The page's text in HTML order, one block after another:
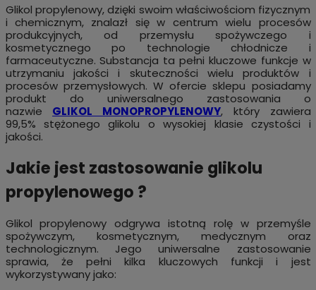
Glikol propylenowy, dzięki swoim właściwościom fizycznym
i chemicznym, znalazł się w centrum wielu procesów
produkcyjnych, od przemysłu spożywczego i
kosmetycznego po technologie chłodnicze i
farmaceutyczne. Substancja ta pełni kluczowe funkcje w
utrzymaniu jakości i skuteczności wielu produktów i
procesów przemysłowych. W ofercie sklepu posiadamy
produkt do uniwersalnego zastosowania o
nazwie GLIKOL MONOPROPYLENOWY, który zawiera
99,5% stężonego glikolu o wysokiej klasie czystości i
jakości.
Jakie jest zastosowanie glikolu
propylenowego ?
Glikol propylenowy odgrywa istotną rolę w przemyśle
spożywczym, kosmetycznym, medycznym oraz
technologicznym. Jego uniwersalne zastosowanie
sprawia, że pełni kilka kluczowych funkcji i jest
wykorzystywany jako: